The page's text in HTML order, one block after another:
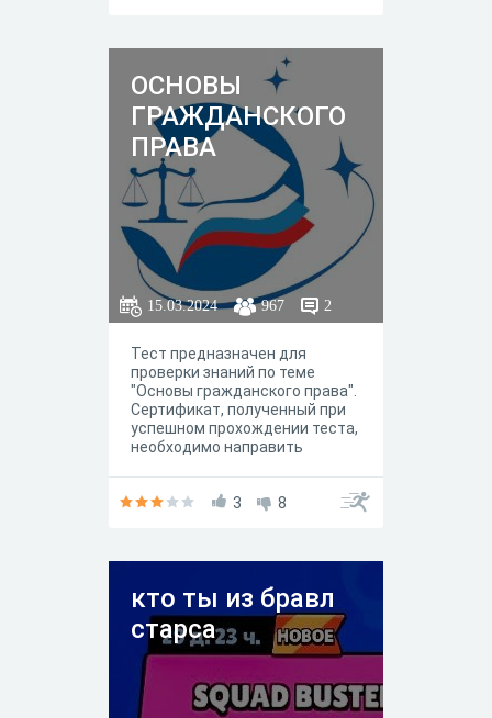
ОСНОВЫ
ГРАЖДАНСКОГО
ПРАВА
15.03.2024 967 2
Тест предназначен для
проверки знаний по теме
"Основы гражданского права".
Сертификат, полученный при
успешном прохождении теста,
необходимо направить
3 8
кто ты из бравл
старса